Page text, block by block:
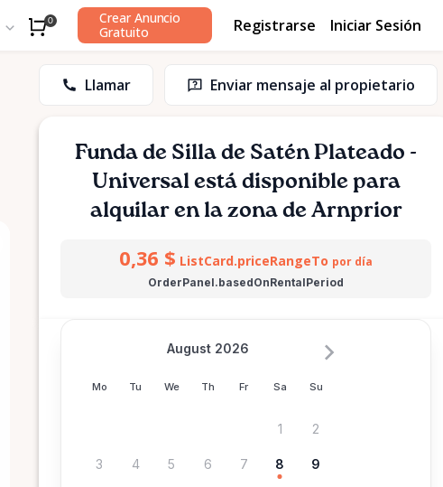
0
Crear Anuncio
Gratuito
Registrarse Iniciar Sesión
Llamar Enviar mensaje al propietario
Funda de Silla de Satén Plateado -
Universalestá disponible para
alquilar en la zona de Arnprior
0,36 $ ListCard.priceRangeTo por día
OrderPanel.basedOnRentalPeriod
Mo Tu We Th Fr Sa Su
August 2026
1 2
3 4 5 6 7 8 9